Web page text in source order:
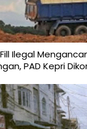
Ilegal
PAD Kepri